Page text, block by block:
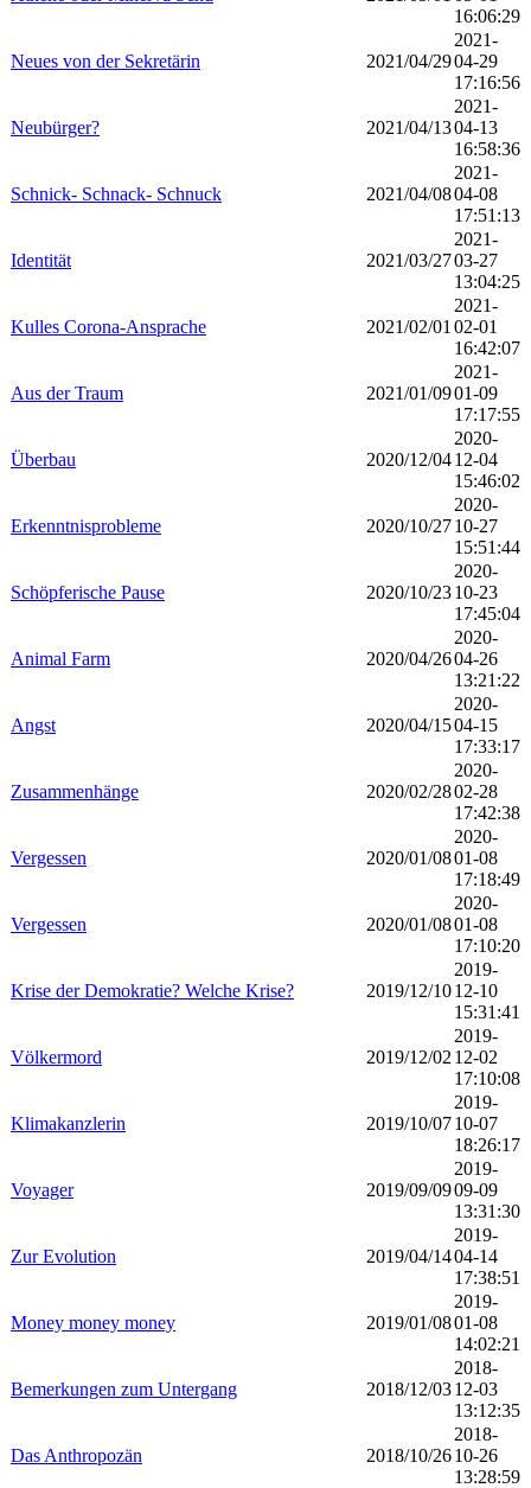
16:06:29
Neues von der Sekretärin 2021/04/29
2021-
04-29
17:16:56
Neubürger? 2021/04/13
2021-
04-13
16:58:36
Schnick- Schnack- Schnuck 2021/04/08
2021-
04-08
17:51:13
Identität 2021/03/27
2021-
03-27
13:04:25
Kulles Corona-Ansprache 2021/02/01
2021-
02-01
16:42:07
Aus der Traum 2021/01/09
2021-
01-09
17:17:55
Überbau 2020/12/04
2020-
12-04
15:46:02
Erkenntnisprobleme 2020/10/27
2020-
10-27
15:51:44
Schöpferische Pause 2020/10/23
2020-
10-23
17:45:04
Animal Farm 2020/04/26
2020-
04-26
13:21:22
Angst 2020/04/15
2020-
04-15
17:33:17
Zusammenhänge 2020/02/28
2020-
02-28
17:42:38
Vergessen 2020/01/08
2020-
01-08
17:18:49
Vergessen 2020/01/08
2020-
01-08
17:10:20
Krise der Demokratie? Welche Krise? 2019/12/10
2019-
12-10
15:31:41
Völkermord 2019/12/02
2019-
12-02
17:10:08
Klimakanzlerin 2019/10/07
2019-
10-07
18:26:17
Voyager 2019/09/09
2019-
09-09
13:31:30
Zur Evolution 2019/04/14
2019-
04-14
17:38:51
Money money money 2019/01/08
2019-
01-08
14:02:21
Bemerkungen zum Untergang 2018/12/03
2018-
12-03
13:12:35
Das Anthropozän 2018/10/26
2018-
10-26
13:28:59